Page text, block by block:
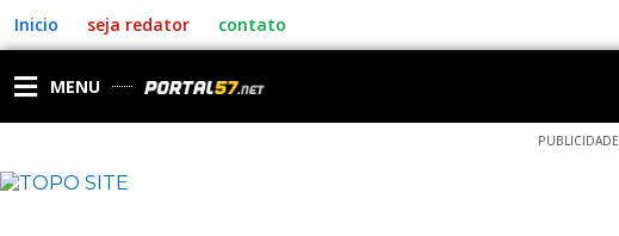
para
o
conteúdo
Inicio seja redator contato
MENU
PUBLICIDADE